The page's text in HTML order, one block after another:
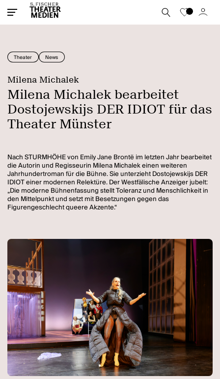
Theater News
Milena Michalek
Milena Michalek bearbeitet
Dostojewskijs DER IDIOT für das
Theater Münster
Nach STURMHÖHE von Emily Jane Brontë im letzten Jahr bearbeitet
die Autorin und Regisseurin Milena Michalek einen weiteren
Jahrhundertroman für die Bühne. Sie unterzieht Dostojewskijs DER
IDIOT einer modernen Relektüre. Der Westfälische Anzeiger jubelt:
„Die moderne Bühnenfassung stellt Toleranz und Menschlichkeit in
den Mittelpunkt und setzt mit Besetzungen gegen das
Figurengeschlecht queere Akzente.“